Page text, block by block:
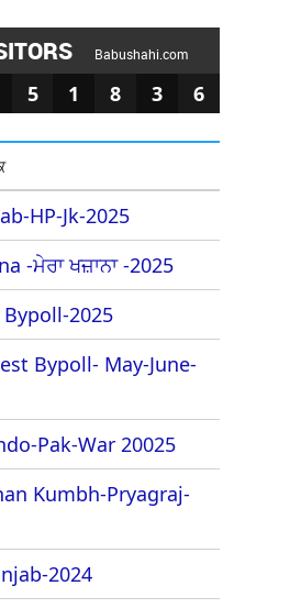
Babushahi.com
5 1 8 3 6
HP-Jk-2025
-ਮੇਰਾ ਖਜ਼ਾਨਾ -2025
2025
Bypoll- May-June-
Pak-War 20025
Kumbh-Pryagraj-
2024